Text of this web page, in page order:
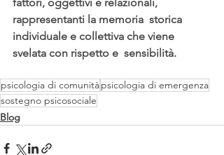
rappresentanti la memoria  storica
individuale e collettiva che viene
svelata con rispetto e  sensibilità.
psicologia di comunitàpsicologia di emergenza
sostegno psicosociale
Blog